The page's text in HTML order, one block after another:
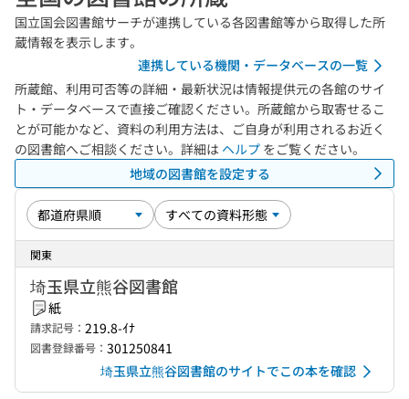
国立国会図書館サーチが連携している各図書館等から取得した所
蔵情報を表示します。
連携している機関・データベースの一覧
所蔵館、利用可否等の詳細・最新状況は情報提供元の各館のサイ
ト・データベースで直接ご確認ください。所蔵館から取寄せるこ
とが可能かなど、資料の利用方法は、ご自身が利用されるお近く
の図書館へご相談ください。詳細は ヘルプ をご覧ください。
地域の図書館を設定する
関東
埼玉県立熊谷図書館
紙
請求記号： 219.8-ｲﾅ
図書登録番号： 301250841
埼玉県立熊谷図書館のサイトでこの本を確認